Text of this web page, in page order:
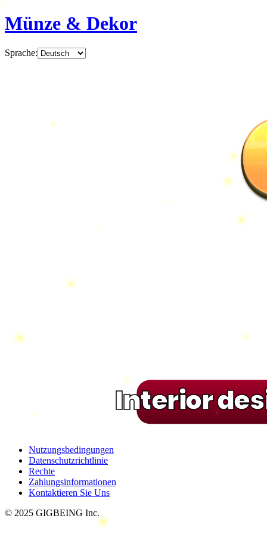
Münze & Dekor
Sprache:
Interior
Nutzungsbedingungen
Datenschutzrichtlinie
Rechte
Zahlungsinformationen
Kontaktieren Sie Uns
© 2025 GIGBEING Inc.